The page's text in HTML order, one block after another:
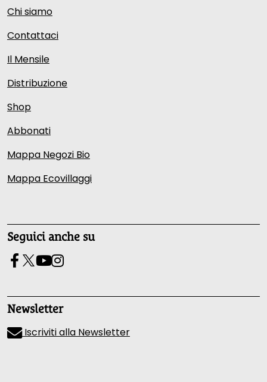
Chi siamo
Contattaci
Il Mensile
Distribuzione
Shop
Abbonati
Mappa Negozi Bio
Mappa Ecovillaggi
Seguici anche su
Newsletter
Iscriviti alla Newsletter